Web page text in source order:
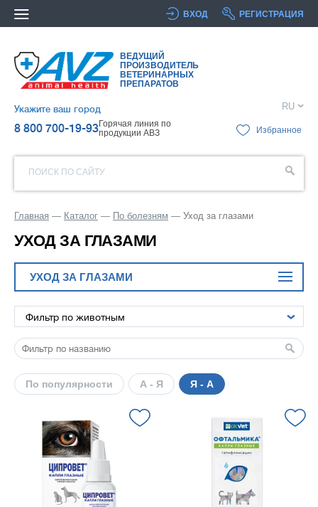
ВХОД РЕГИСТРАЦИЯ
ВЕДУЩИЙ
ПРОИЗВОДИТЕЛЬ
ВЕТЕРИНАРНЫХ
ПРЕПАРАТОВ
Укажите ваш город
8 800 700-19-93Горячая линия по
продукции АВЗ
RU
Избранное
ПОИСК ПО САЙТУ
Главная Каталог По болезням Уход за глазами
УХОД ЗА ГЛАЗАМИ
УХОД ЗА ГЛАЗАМИ
По популярности А - Я Я - А